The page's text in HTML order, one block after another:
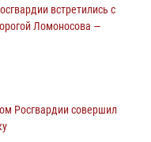
встретились с
Ломоносова —
Росгвардии совершил